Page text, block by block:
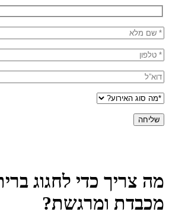
מה צריך כדי לחגוג
מכבדת ומרגשת?